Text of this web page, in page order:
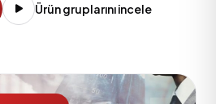
Ürün gruplarını incele